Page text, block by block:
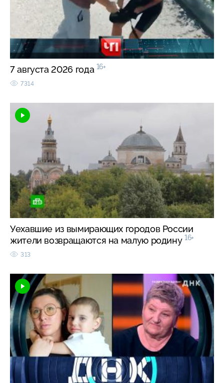
7 августа 2026 года 16+
7314
Уехавшие из вымирающих городов России
жители возвращаются на малую родину 16+
313